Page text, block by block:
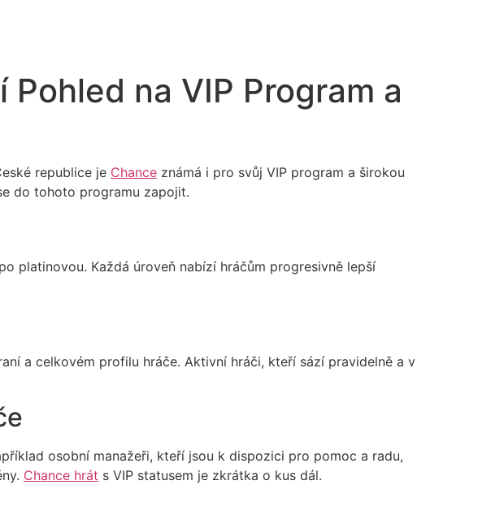
na VIP Program a
republice je Chance známá i pro svůj VIP program a širokou
do tohoto programu zapojit.
platinovou. Každá úroveň nabízí hráčům progresivně lepší
a celkovém profilu hráče. Aktivní hráči, kteří sází pravidelně a v
osobní manažeři, kteří jsou k dispozici pro pomoc a radu,
Chance hrát s VIP statusem je zkrátka o kus dál.